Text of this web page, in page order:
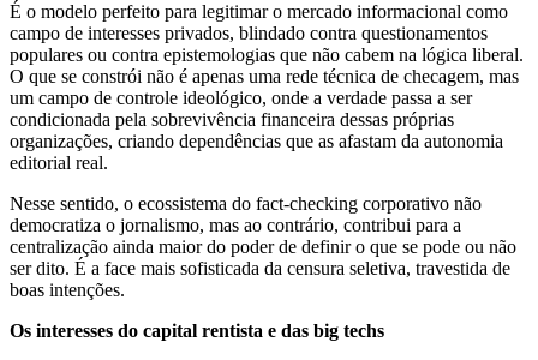
É o modelo perfeito para legitimar o mercado informacional como
campo de interesses privados, blindado contra questionamentos
populares ou contra epistemologias que não cabem na lógica liberal.
O que se constrói não é apenas uma rede técnica de checagem, mas
um campo de controle ideológico, onde a verdade passa a ser
condicionada pela sobrevivência financeira dessas próprias
organizações, criando dependências que as afastam da autonomia
editorial real.
Nesse sentido, o ecossistema do fact-checking corporativo não
democratiza o jornalismo, mas ao contrário, contribui para a
centralização ainda maior do poder de definir o que se pode ou não
ser dito. É a face mais sofisticada da censura seletiva, travestida de
boas intenções.
Os interesses do capital rentista e das big techs